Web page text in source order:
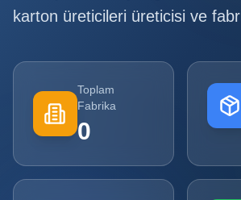
Sayfa
Tüm
Ürünler
Kampanyalar
karton üreticileri üreticisi ve
Toplam
Fabrika
0